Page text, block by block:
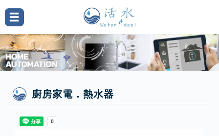
廚房家電．熱水器